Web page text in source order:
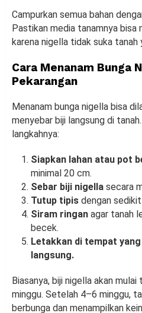
Campurkan semua bahan
Pastikan media tanamnya bisa
karena nigella tidak suka
Cara Menanam Bunga
Pekarangan
Menanam bunga nigella bisa
menyebar biji langsung di
langkahnya:
Siapkan lahan atau pot
minimal 20 cm.
Sebar biji nigella secara
Tutup tipis dengan
Siram ringan agar tanah
becek.
Letakkan di tempat
langsung.
Biasanya, biji nigella akan
minggu. Setelah 4–6 minggu,
berbunga dan menampilkan